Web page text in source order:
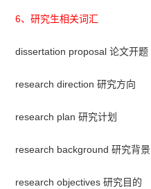
6、研究生相关词汇
dissertation proposal 论文开题
research direction 研究方向
research plan 研究计划
research background 研究背景
research objectives 研究目的